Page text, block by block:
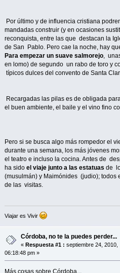
Por último y de influencia cristiana
mandadas construir (y en ocasiones
reconquista, entre las que destacan la
de San Pablo. Pero cae la noche, hay
Para empezar un suave salmorejo,
en lomo) de segundo un rabo de toro y
típicos dulces del convento de Santa
Recargadas las pilas es de obligada
el buen ambiente, el baile y el vino fino
Pero si se busca algo más rompedor el
durante una semana, los más jóvenes
el teatro e incluso la cocina. Antes de
ha sido el viaje junto a las estatuas de
(musulmán) y Maimónides (judio); todos
de las visitas.
Viajar es Vivir
Córdoba, no te la puedes perder...
« Respuesta #1 : septiembre 24, 2010,
06:18:48 pm »
Más cosas sobre Córdoba...